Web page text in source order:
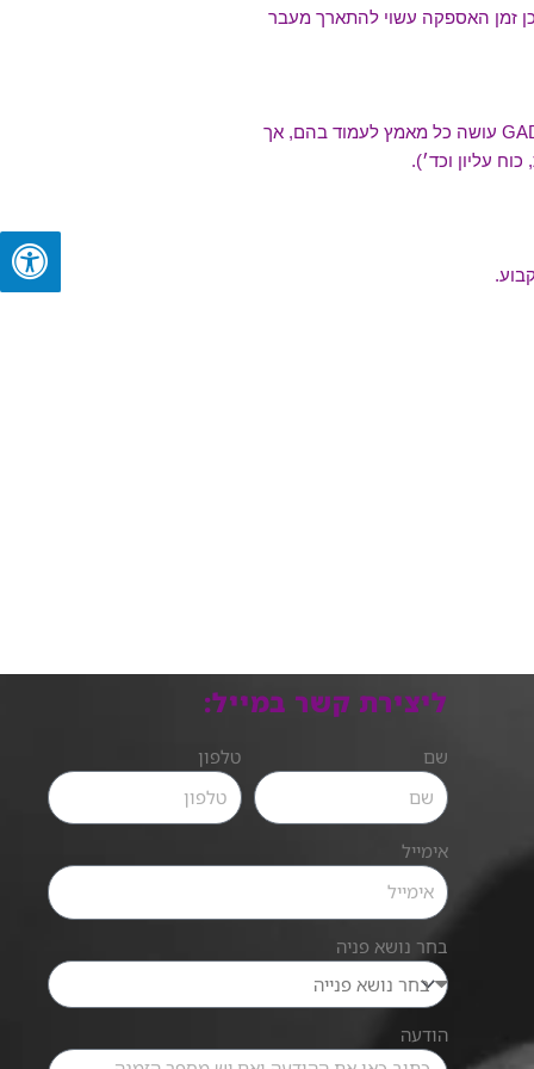
זמן האספקה עשוי להתארך מעבר
עליון וכד׳).
ליצירת קשר במייל:
שם טלפון
אימייל
בחר נושא פניה
הודעה